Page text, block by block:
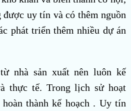
được uy tín và có thêm nguồn
phát triển thêm nhiều dự án
nhà sản xuất nên luôn kế
thực tế. Trong lịch sử hoạt
thành kế hoạch . Uy tín